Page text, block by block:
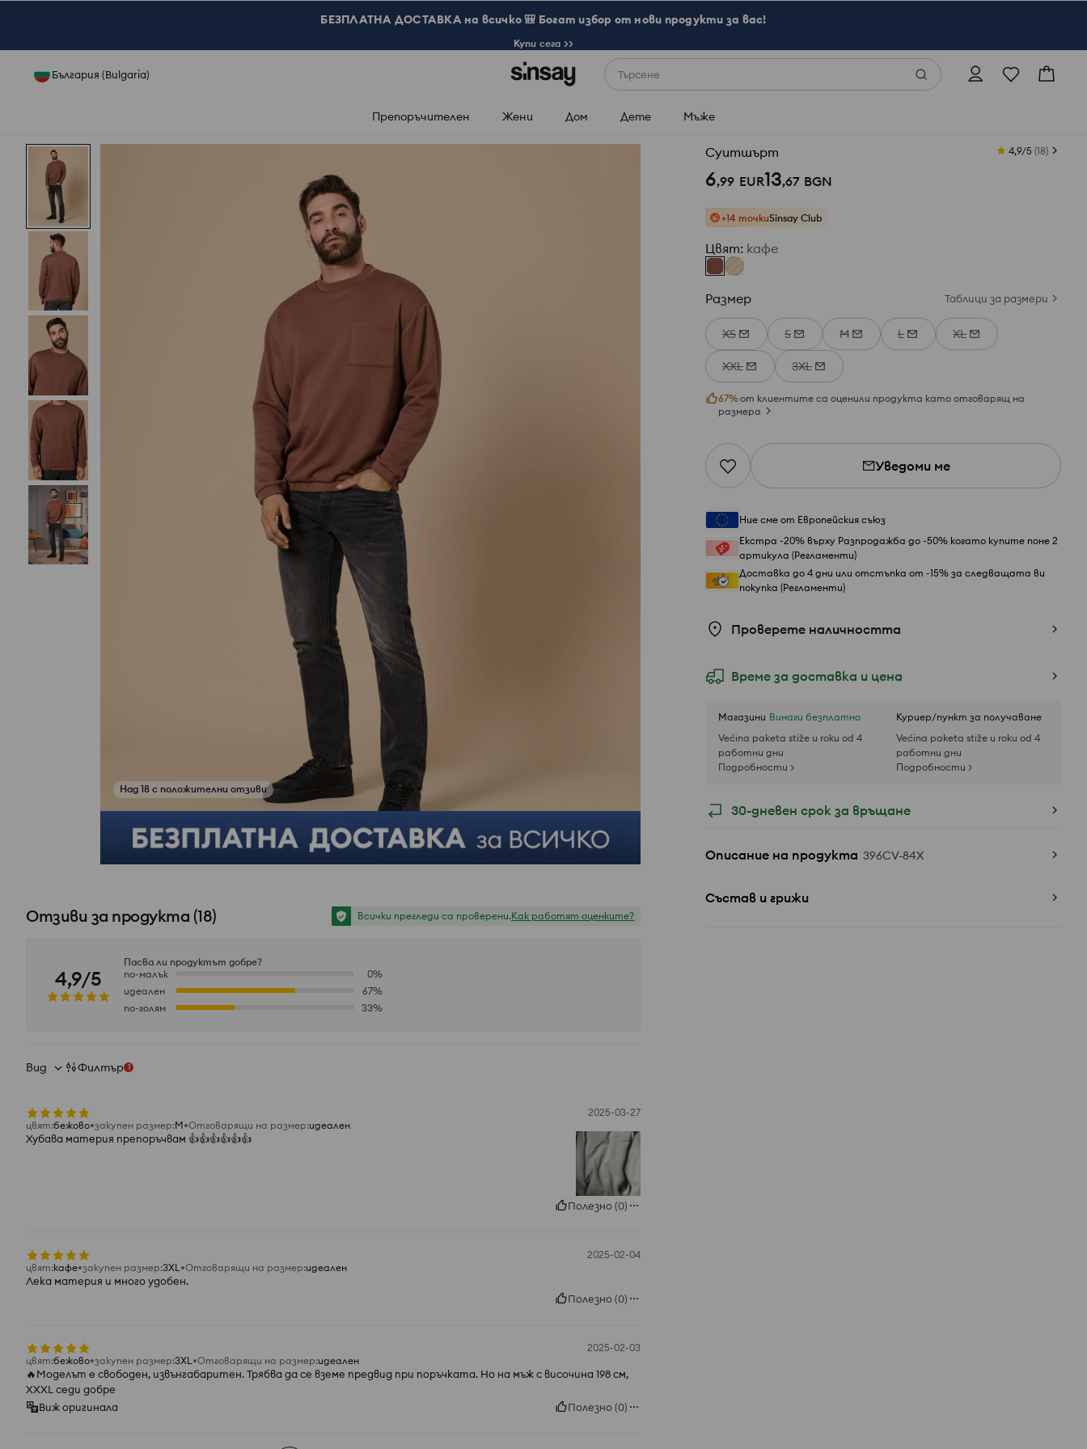
БЕЗПЛАТНА ДОСТАВКА на всичко 🎒 Богат избор от нови продукти за вас!
Купи сега >>
България (Bulgaria) Търсене
Препоръчителен Жени Дом Дете Мъже
Суитшърт 4,9/5 (18)
6,99 EUR13,67 BGN
+14 точкиSinsay Club
Цвят: кафе
Размер Таблици за размери
XS S M L XL
XXL 3XL
67%от клиентите са оценили продукта като отговарящ на
размера
Уведоми ме
Ние сме от Европейския съюз
Екстра -20% върху Разпродажба до -50% когато купите поне 2
артикула (Регламенти)
Доставка до 4 дни или отстъпка от -15% за следващата ви
покупка (Регламенти)
Проверете наличността
Време за доставка и цена
Магазини Винаги безплатно
Većina paketa stiže u roku od 4
работни дни
Подробности >
Куриер/пункт за получаване
Većina paketa stiže u roku od 4
работни дни
Подробности >
30-дневен срок за връщане
Описание на продукта 396CV-84X
Състав и грижи
Над 18 с положителни отзиви
Вижте снимки от отзиви
Отзиви за продукта (18) Всички прегледи са проверени.Как работят оценките?
4,9/5
Пасва ли продуктът добре?
по-малък
0%
идеален
67%
по-голям
33%
Вид Филтър 1
2025-03-27
цвят:бежово закупен размер:M Отговарящи на размер:идеален
Хубава материя препоръчвам 👍️👍️👍️👍️👍️👍️
Полезно(0)
2025-02-04
цвят:кафе закупен размер:3XL Отговарящи на размер:идеален
Лека материя и много удобен.
Полезно(0)
2025-02-03
цвят:бежово закупен размер:3XL Отговарящи на размер:идеален
🔥Моделът е свободен, извънгабаритен. Трябва да се вземе предвид при поръчката. Но на мъж с височина 198 см,
XXXL седи добре
Виж оригинала
Полезно(0)